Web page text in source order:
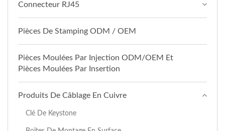
Connecteur RJ45
Pièces De Stamping ODM / OEM
Pièces Moulées Par Injection ODM/OEM Et
Pièces Moulées Par Insertion
Produits De Câblage En Cuivre
Clé De Keystone